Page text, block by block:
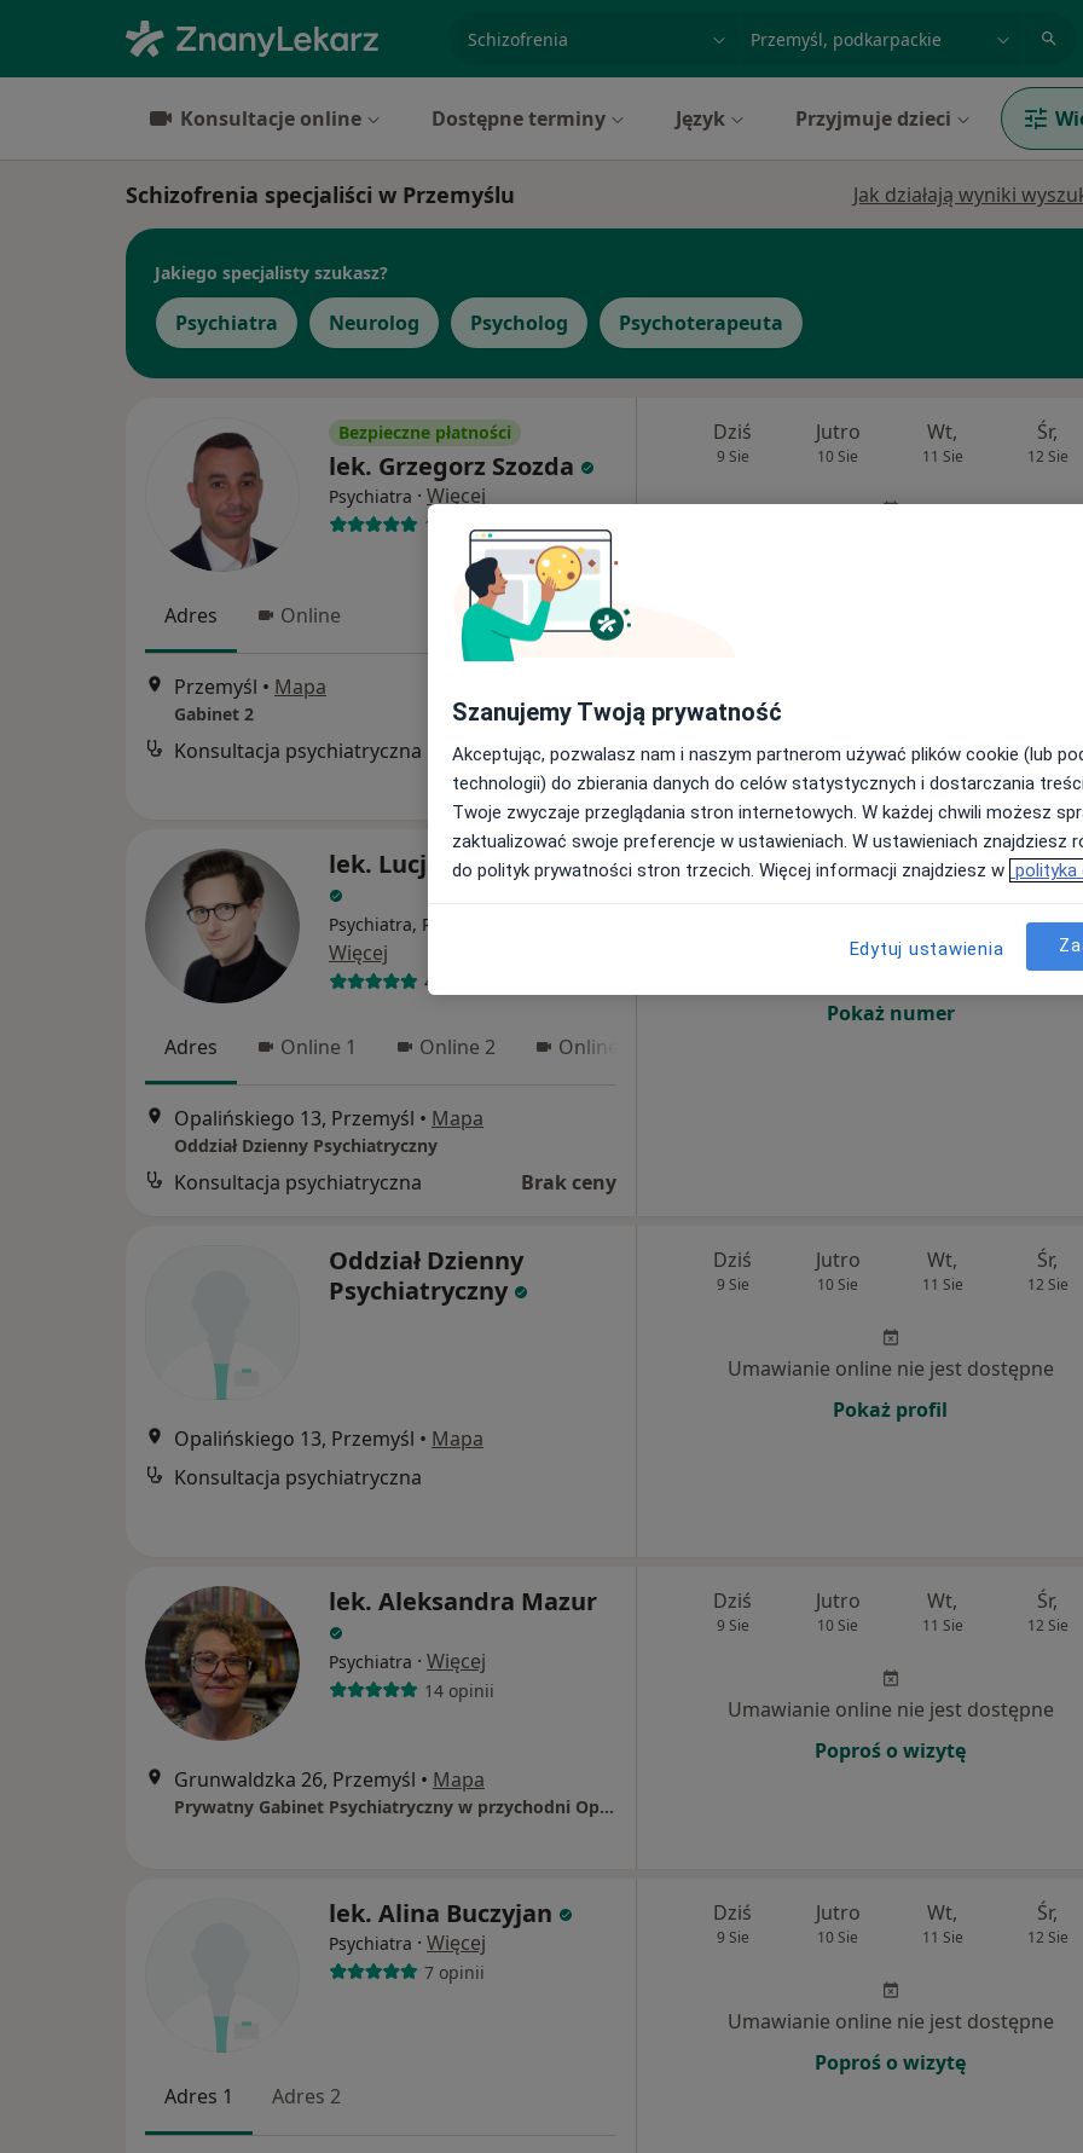
miasto lub dzielnica
Konsultacje online Dostępne terminy Język Przyjmuje dzieci
Schizofrenia specjaliści w Przemyślu Jak działają wyniki
Jakiego specjalisty szukasz?
Psychiatra Neurolog Psycholog Psychoterapeuta
Bezpieczne płatności
lek. Grzegorz Szozda
Psychiatra · Więcej
121 opinii
Adres Online
Przemyśl • Mapa
Gabinet 2
Konsultacja psychiatryczna 300 zł
Dziś
9 Sie
Jutro
10 Sie
Wt,
11 Sie
Śr,
12 Sie
lek. Lucjan Włodarczyk
Psychiatra, Psychoterapeuta
Więcej
47 opinii
Adres Online 1 Online 2 Online 3
Opalińskiego 13, Przemyśl • Mapa
Oddział Dzienny Psychiatryczny
Konsultacja psychiatryczna Brak ceny
Dziś Jutro Wt, Śr,
12 Sie
Umawianie online nie jest dostępne
Pokaż numer
Oddział Dzienny
Psychiatryczny
Opalińskiego 13, Przemyśl • Mapa
Konsultacja psychiatryczna
Dziś
9 Sie
Jutro
10 Sie
Wt,
11 Sie
Śr,
12 Sie
Umawianie online nie jest dostępne
Pokaż profil
lek. Aleksandra Mazur
Psychiatra · Więcej
14 opinii
Grunwaldzka 26, Przemyśl • Mapa
Prywatny Gabinet Psychiatryczny w przychodni Optima
Dziś
9 Sie
Jutro
10 Sie
Wt,
11 Sie
Śr,
12 Sie
Umawianie online nie jest dostępne
Poproś o wizytę
lek. Alina Buczyjan
Psychiatra · Więcej
7 opinii
Adres 1 Adres 2
Dziś
9 Sie
Jutro
10 Sie
Wt,
11 Sie
Śr,
12 Sie
Umawianie online nie jest dostępne
Poproś o wizytę
Szanujemy Twoją prywatność
Akceptując, pozwalasz nam i naszym partnerom używać plików cookie (lub
technologii) do zbierania danych do celów statystycznych i dostarczania
Twoje zwyczaje przeglądania stron internetowych. W każdej chwili możesz
zaktualizować swoje preferencje w ustawieniach. W ustawieniach znajdziesz
do polityk prywatności stron trzecich. Więcej informacji znajdziesz w polityka
Edytuj ustawienia